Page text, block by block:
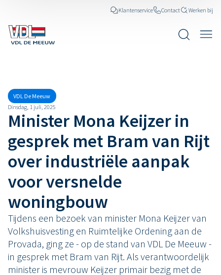
Klantenservice Contact Werken bij
VDL De Meeuw
Dinsdag, 1 juli, 2025
Minister Mona Keijzer in
gesprek met Bram van Rijt
over industriële aanpak
voor versnelde
woningbouw
Tijdens een bezoek van minister Mona Keijzer van
Volkshuisvesting en Ruimtelijke Ordening aan de
Provada, ging ze - op de stand van VDL De Meeuw -
in gesprek met Bram van Rijt. Als verantwoordelijk
minister is mevrouw Keijzer primair bezig met de